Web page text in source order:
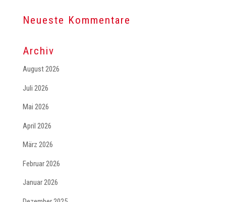
Neueste Kommentare
Archiv
August 2026
Juli 2026
Mai 2026
April 2026
März 2026
Februar 2026
Januar 2026